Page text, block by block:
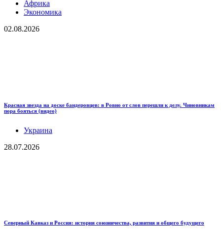
Африка
Экономика
02.08.2026
Красная звезда на доске бандеровцев: в Ровно от слов перешли к делу. Чиновникам
пора бояться (видео)
Украина
28.07.2026
Северный Кавказ и Россия: история союзничества, развития и общего будущего